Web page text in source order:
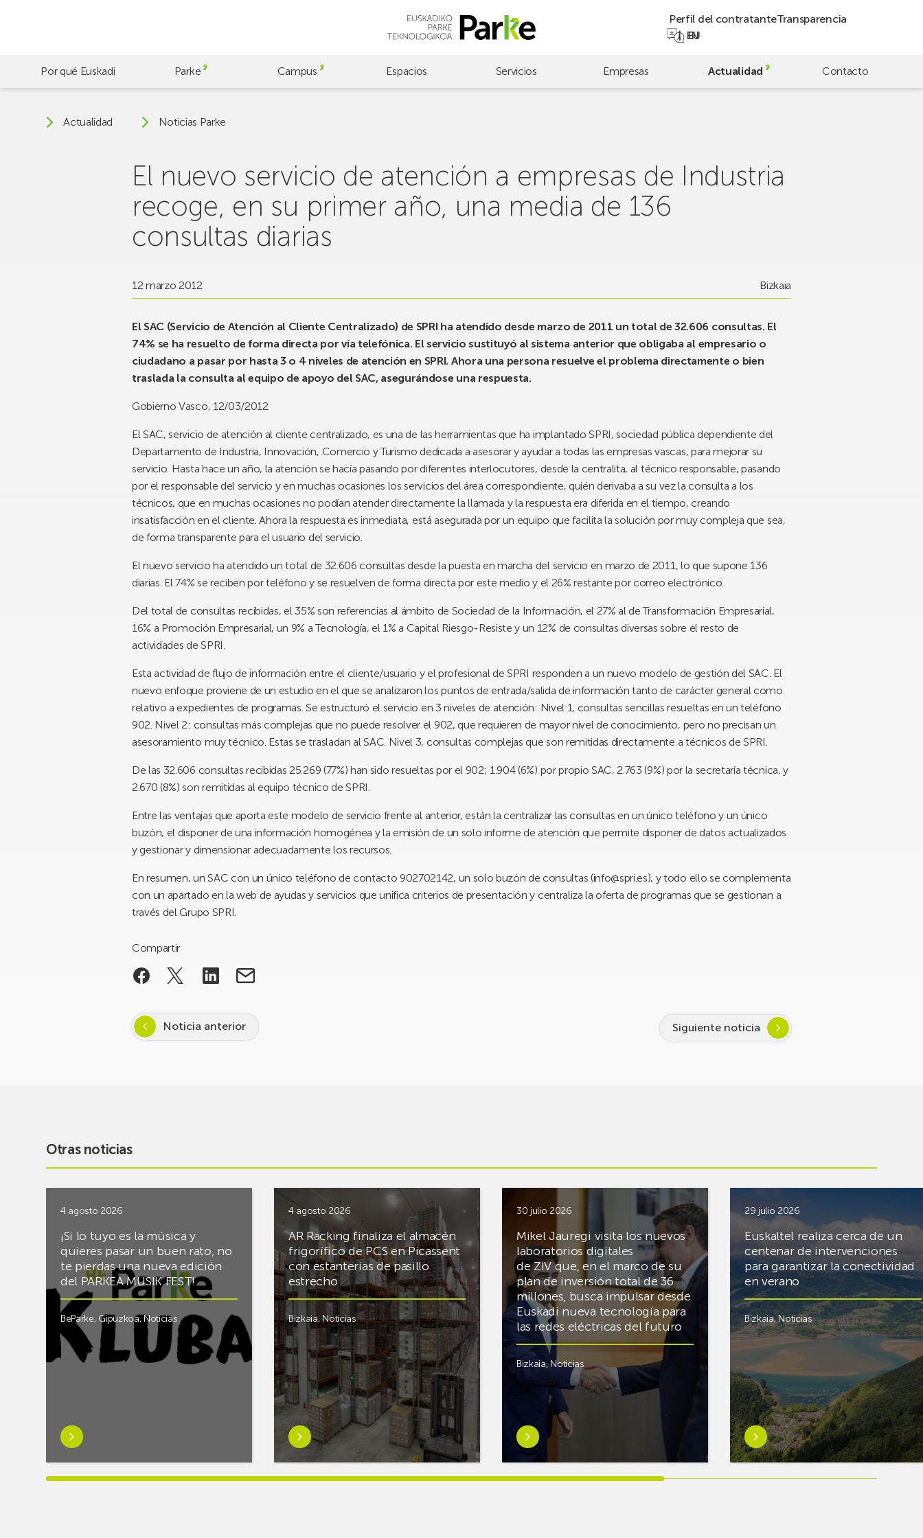
Perfil del contratanteTransparencia
EU
EN
Por qué Euskadi Parke Campus Espacios Servicios Empresas Actualidad Contacto
Actualidad Noticias Parke
El nuevo servicio de atención a empresas de Industria
recoge, en su primer año, una media de 136
consultas diarias
12 marzo 2012 Bizkaia
El SAC (Servicio de Atención al Cliente Centralizado) de SPRI ha atendido desde marzo de 2011 un total de 32.606 consultas. El
74% se ha resuelto de forma directa por vía telefónica. El servicio sustituyó al sistema anterior que obligaba al empresario o
ciudadano a pasar por hasta 3 o 4 niveles de atención en SPRI. Ahora una persona resuelve el problema directamente o bien
traslada la consulta al equipo de apoyo del SAC, asegurándose una respuesta.
Gobierno Vasco, 12/03/2012
El SAC, servicio de atención al cliente centralizado, es una de las herramientas que ha implantado SPRI, sociedad pública dependiente del
Departamento de Industria, Innovación, Comercio y Turismo dedicada a asesorar y ayudar a todas las empresas vascas, para mejorar su
servicio. Hasta hace un año, la atención se hacía pasando por diferentes interlocutores, desde la centralita, al técnico responsable, pasando
por el responsable del servicio y en muchas ocasiones los servicios del área correspondiente, quién derivaba a su vez la consulta a los
técnicos, que en muchas ocasiones no podían atender directamente la llamada y la respuesta era diferida en el tiempo, creando
insatisfacción en el cliente. Ahora la respuesta es inmediata, está asegurada por un equipo que facilita la solución por muy compleja que sea,
de forma transparente para el usuario del servicio.
El nuevo servicio ha atendido un total de 32.606 consultas desde la puesta en marcha del servicio en marzo de 2011, lo que supone 136
diarias. El 74% se reciben por teléfono y se resuelven de forma directa por este medio y el 26% restante por correo electrónico.
Del total de consultas recibidas, el 35% son referencias al ámbito de Sociedad de la Información, el 27% al de Transformación Empresarial,
16% a Promoción Empresarial, un 9% a Tecnología, el 1% a Capital Riesgo-Resiste y un 12% de consultas diversas sobre el resto de
actividades de SPRI.
Esta actividad de flujo de información entre el cliente/usuario y el profesional de SPRI responden a un nuevo modelo de gestión del SAC. El
nuevo enfoque proviene de un estudio en el que se analizaron los puntos de entrada/salida de información tanto de carácter general como
relativo a expedientes de programas. Se estructuró el servicio en 3 niveles de atención: Nivel 1, consultas sencillas resueltas en un teléfono
902. Nivel 2: consultas más complejas que no puede resolver el 902, que requieren de mayor nivel de conocimiento, pero no precisan un
asesoramiento muy técnico. Estas se trasladan al SAC. Nivel 3, consultas complejas que son remitidas directamente a técnicos de SPRI.
De las 32.606 consultas recibidas 25.269 (77%) han sido resueltas por el 902; 1.904 (6%) por propio SAC, 2.763 (9%) por la secretaría técnica, y
2.670 (8%) son remitidas al equipo técnico de SPRI.
Entre las ventajas que aporta este modelo de servicio frente al anterior, están la centralizar las consultas en un único teléfono y un único
buzón, el disponer de una información homogénea y la emisión de un solo informe de atención que permite disponer de datos actualizados
y gestionar y dimensionar adecuadamente los recursos.
En resumen, un SAC con un único teléfono de contacto 902702142, un solo buzón de consultas (info@spri.es), y todo ello se complementa
con un apartado en la web de ayudas y servicios que unifica criterios de presentación y centraliza la oferta de programas que se gestionan a
través del Grupo SPRI.
Compartir
Noticia anterior Siguiente noticia
Otras noticias
4 agosto 2026
¡Si lo tuyo es la música y
quieres pasar un buen rato, no
te pierdas una nueva edición
del PARKEA MUSIK FEST!
BeParke, Gipuzkoa,Noticias
Saber
más
sobre¡Si
lo
4 agosto 2026
AR Racking finaliza el almacén
frigorífico de PCS en Picassent
con estanterías de pasillo
estrecho
Bizkaia,Noticias
Saber
más
sobreAR
Racking
30 julio 2026
Mikel Jauregi visita los nuevos
laboratorios digitales
de ZIV que, en el marco de su
plan de inversión total de 36
millones, busca impulsar desde
Euskadi nueva tecnología para
las redes eléctricas del futuro
Bizkaia,Noticias
Saber
más
sobreMikel
Jauregi
29 julio 2026
Euskaltel realiza cerca de un
centenar de intervenciones
para garantizar la conectividad
en verano
Bizkaia,Noticias
Saber
más
sobreEuskaltel
realiza